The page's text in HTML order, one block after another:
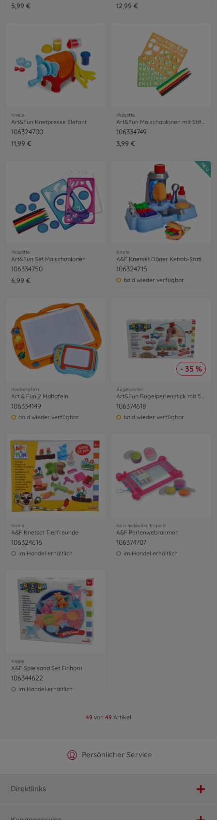
5,99 €
12,99 €
Knete
Art&Fun Knetpresse Elefant
106324700
11,99 €
Malstifte
106334749
3,99 €
Malstifte
Art&Fun Set Malschablonen
106334750
6,99 €
Knete
106324715
bald wieder verfügbar
NEU
Kindertafeln
Art & Fun 2 Maltafeln
106334149
bald wieder verfügbar
- 35 %
Bügelperlen
Art&Fun Bügelperlenstick mit 5000 Perlen
106374618
bald wieder verfügbar
Knete
A&F Knetset Tierfreunde
106324616
im Handel erhältlich
Geschicklichkeitsspiele
A&F Perlenwebrahmen
106374707
im Handel erhältlich
Knete
A&F Spielsand Set Einhorn
106344622
im Handel erhältlich
49 von 49 Artikel
Offizieller Hersteller Shop
Persönlicher Service
Versandkostenfrei ab 25€
Schnelle Lieferung
Direktlinks